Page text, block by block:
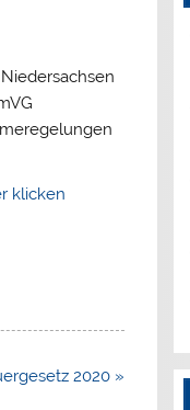
klicken
2020 »